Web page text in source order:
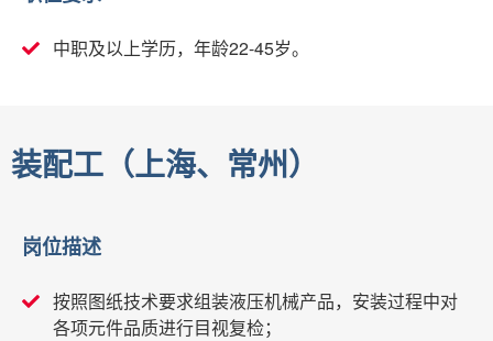
中职及以上学历，年龄22-45岁。
装配工（上海、常州）
岗位描述
按照图纸技术要求组装液压机械产品，安装过程中对
各项元件品质进行目视复检；